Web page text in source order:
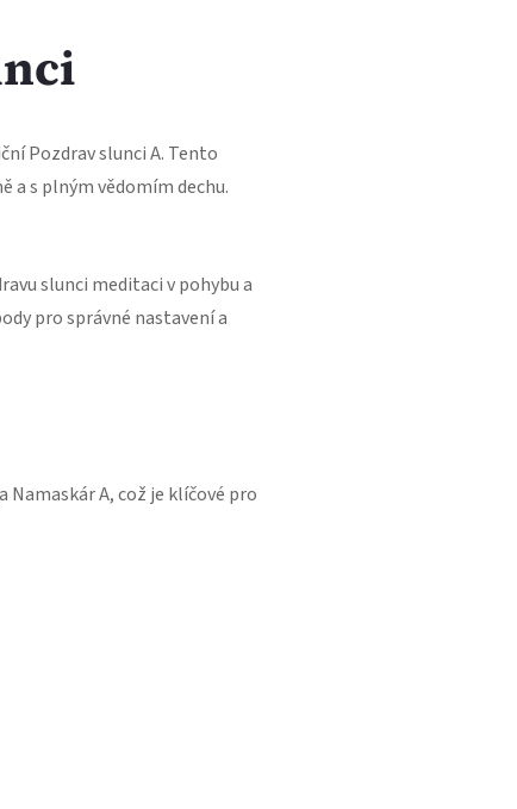
Pozdrav slunci A. Tento
a s plným vědomím dechu.
slunci meditaci v pohybu a
pro správné nastavení a
A, což je klíčové pro